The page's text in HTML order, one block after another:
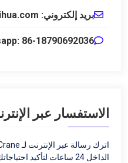
بريد إلكتروني: info@craneweihua.com
86-18790692036
الاستفسار عبر
الداخل 24 ساعات لتأكيد احتياجاتك.